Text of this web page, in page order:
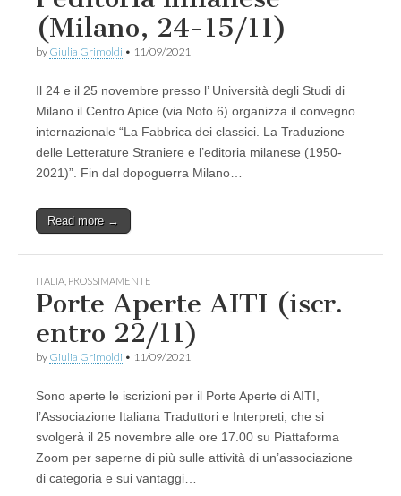
(Milano, 24-15/11)
by Giulia Grimoldi • 11/09/2021
Il 24 e il 25 novembre presso l’ Università degli Studi di
Milano il Centro Apice (via Noto 6) organizza il convegno
internazionale “La Fabbrica dei classici. La Traduzione
delle Letterature Straniere e l’editoria milanese (1950-
2021)”. Fin dal dopoguerra Milano…
Read more →
ITALIA PROSSIMAMENTE
Porte Aperte AITI (iscr.
entro 22/11)
by Giulia Grimoldi • 11/09/2021
Sono aperte le iscrizioni per il Porte Aperte di AITI,
l’Associazione Italiana Traduttori e Interpreti, che si
svolgerà il 25 novembre alle ore 17.00 su Piattaforma
Zoom per saperne di più sulle attività di un’associazione
di categoria e sui vantaggi…